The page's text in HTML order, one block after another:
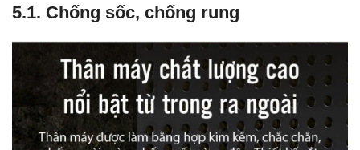
5.1. Chống sốc, chống rung